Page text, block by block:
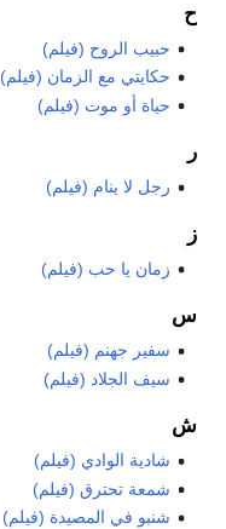
ح
حبيب الروح (فيلم)
حكايتي مع الزمان (فيلم)
حياة أو موت (فيلم)
ر
رجل لا ينام (فيلم)
ز
زمان يا حب (فيلم)
س
سفير جهنم (فيلم)
سيف الجلاد (فيلم)
ش
شادية الوادي (فيلم)
شمعة تحترق (فيلم)
شنبو في المصيدة (فيلم)